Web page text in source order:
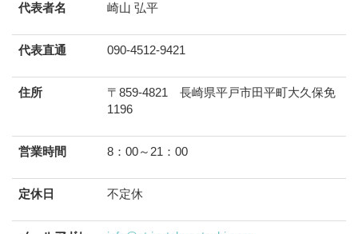
代表者名 崎山 弘平
代表直通 090-4512-9421
住所
〒859-4821 長崎県平戸市田平町大久保免
1196
営業時間 8：00～21：00
定休日 不定休